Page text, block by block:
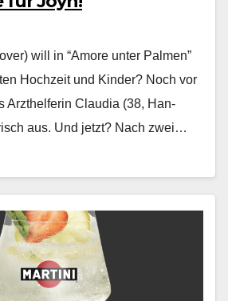
will in “Amore unter Palmen”
Hochzeit und Kinder? Noch vor
Arzthelferin Clau­dia (38, Han­
aus. Und jet­zt? Nach zwei…